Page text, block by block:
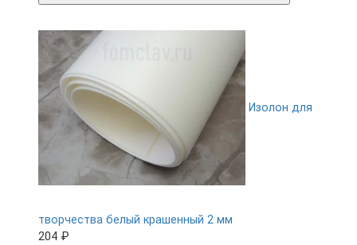
Изолон для
творчества белый крашенный 2 мм
204 ₽